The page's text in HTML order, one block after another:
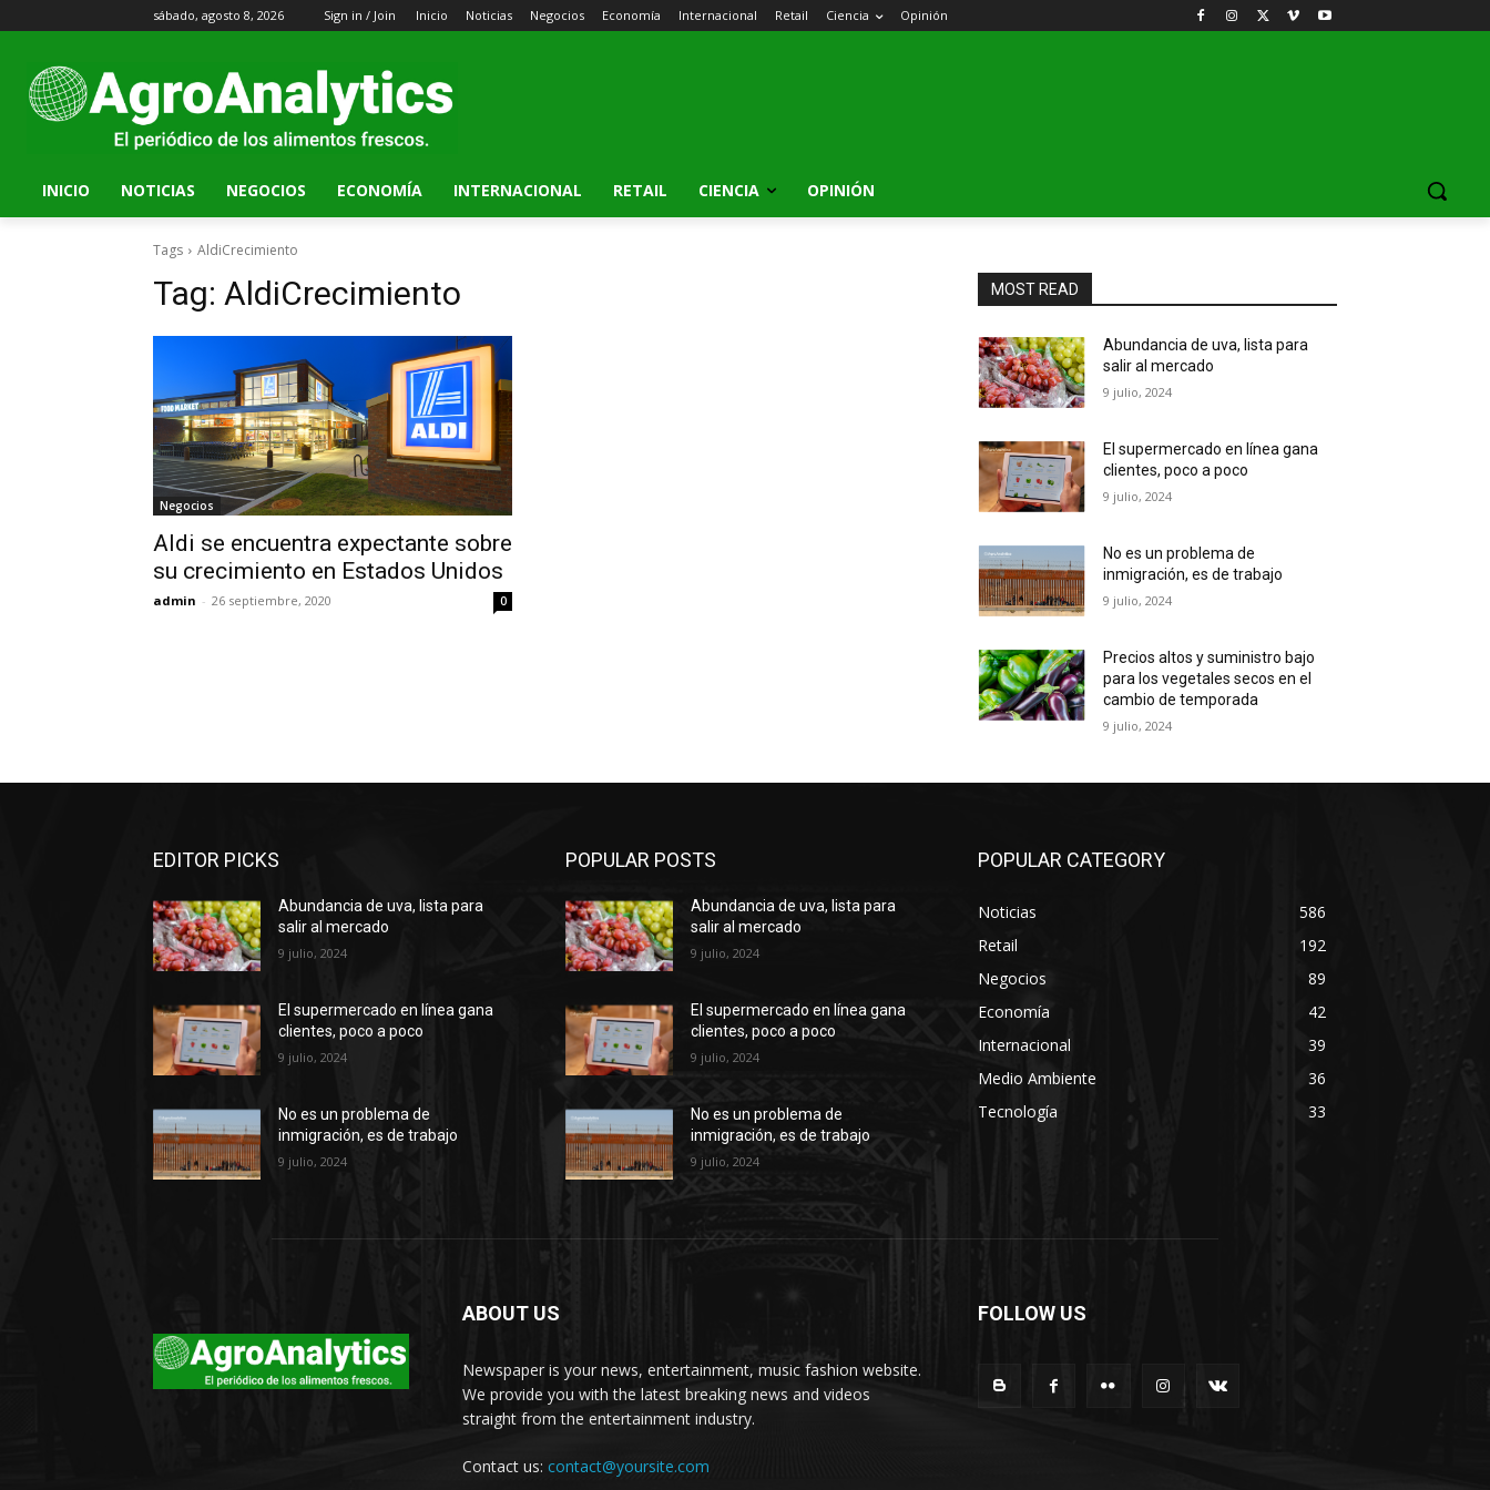
sábado, agosto 8, 2026 Sign in / Join Inicio Noticias Negocios Economía Internacional Retail Ciencia Opinión
INICIO NOTICIAS NEGOCIOS ECONOMÍA INTERNACIONAL RETAIL CIENCIA OPINIÓN
Tags AldiCrecimiento
Tag: AldiCrecimiento
Negocios
Aldi se encuentra expectante sobre
su crecimiento en Estados Unidos
admin - 26 septiembre, 2020 0
MOST READ
Abundancia de uva, lista para
salir al mercado
9 julio, 2024
El supermercado en línea gana
clientes, poco a poco
9 julio, 2024
No es un problema de
inmigración, es de trabajo
9 julio, 2024
Precios altos y suministro bajo
para los vegetales secos en el
cambio de temporada
9 julio, 2024
EDITOR PICKS
Abundancia de uva, lista para
salir al mercado
9 julio, 2024
El supermercado en línea gana
clientes, poco a poco
9 julio, 2024
No es un problema de
inmigración, es de trabajo
9 julio, 2024
POPULAR POSTS
Abundancia de uva, lista para
salir al mercado
9 julio, 2024
El supermercado en línea gana
clientes, poco a poco
9 julio, 2024
No es un problema de
inmigración, es de trabajo
9 julio, 2024
POPULAR CATEGORY
Noticias
586
Retail
192
Negocios
89
Economía
42
Internacional
39
Medio Ambiente
36
Tecnología
33
ABOUT US
Newspaper is your news, entertainment, music fashion website.
We provide you with the latest breaking news and videos
straight from the entertainment industry.
Contact us: contact@yoursite.com
FOLLOW US